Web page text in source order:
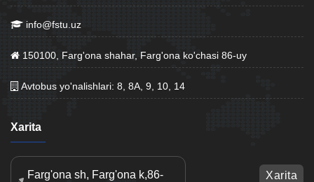
info@fstu.uz
150100, Farg'ona shahar, Farg'ona ko'chasi 86-uy
Avtobus yo'nalishlari: 8, 8A, 9, 10, 14
Xarita
Farg'ona sh, Farg'ona k,86-
Xarita